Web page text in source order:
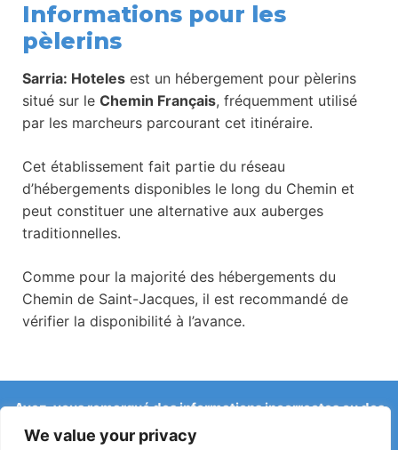
We value your privacy
Informations pour les
pèlerins
Sarria: Hoteles est un hébergement pour pèlerins
situé sur le Chemin Français, fréquemment utilisé
par les marcheurs parcourant cet itinéraire.
Cet établissement fait partie du réseau
d’hébergements disponibles le long du Chemin et
peut constituer une alternative aux auberges
traditionnelles.
Comme pour la majorité des hébergements du
Chemin de Saint-Jacques, il est recommandé de
vérifier la disponibilité à l’avance.
Avez-vous remarqué des informations incorrectes ou des
changements récents sur le Camino ?